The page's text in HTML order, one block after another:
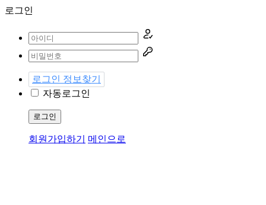
로그인
로그인 정보찾기
자동로그인
로그인
회원가입하기 메인으로